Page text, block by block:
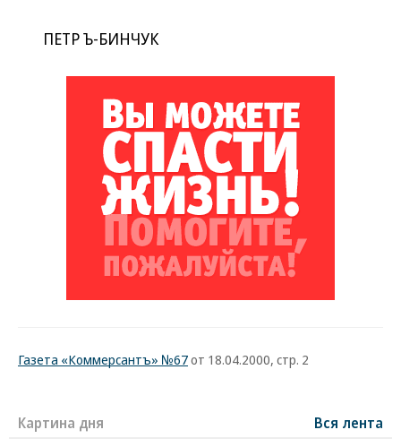
ПЕТР Ъ-БИНЧУК
Газета «Коммерсантъ» №67от 18.04.2000, стр. 2
Картина дня Вся лента